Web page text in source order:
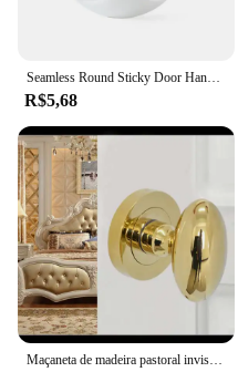
Seamless Round Sticky Door Handle, Punch-free, Glass Sliding, Armários, Janela, Gavetas, Wardrobe Handles, Varanda, 1 Pc, 5 Pcs
R$5,68
Maçaneta de madeira pastoral invisível, ouro, preto, lado escuro, fundo, hardware